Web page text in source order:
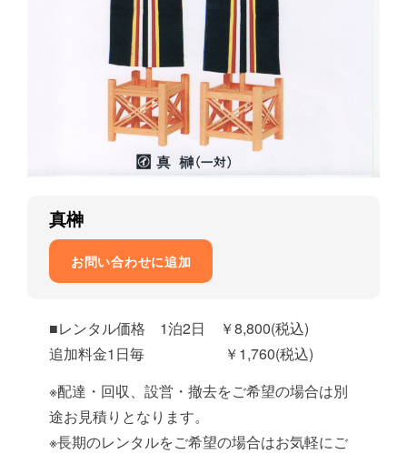
真榊
お問い合わせに追加
■レンタル価格 1泊2日 ￥8,800(税込)
追加料金1日毎 ￥1,760(税込)
※配達・回収、設営・撤去をご希望の場合は別
途お見積りとなります。
※長期のレンタルをご希望の場合はお気軽にご